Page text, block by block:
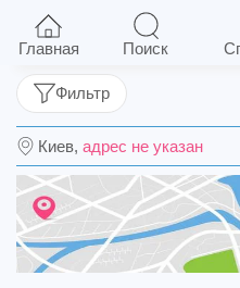
Ирифрин капли
Киев, адрес не указан
Фильтр
Главная Поиск